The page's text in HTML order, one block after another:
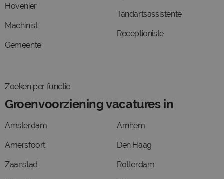
Hovenier
Machinist
Gemeente
Tandartsassistente
Receptioniste
Zoeken per functie
Groenvoorziening vacatures in
Amsterdam
Amersfoort
Zaanstad
Arnhem
Den Haag
Rotterdam